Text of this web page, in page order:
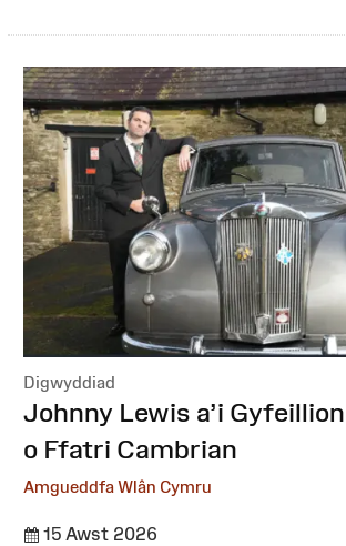
Digwyddiad
:
Johnny Lewis a’i
o Ffatri Cambrian
Amgueddfa Wlân Cymru
15 Awst 2026